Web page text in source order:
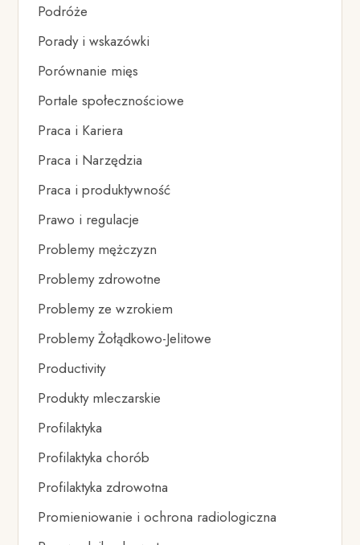
Podróże
Porady i wskazówki
Porównanie mięs
Portale społecznościowe
Praca i Kariera
Praca i Narzędzia
Praca i produktywność
Prawo i regulacje
Problemy mężczyzn
Problemy zdrowotne
Problemy ze wzrokiem
Problemy Żołądkowo-Jelitowe
Productivity
Produkty mleczarskie
Profilaktyka
Profilaktyka chorób
Profilaktyka zdrowotna
Promieniowanie i ochrona radiologiczna